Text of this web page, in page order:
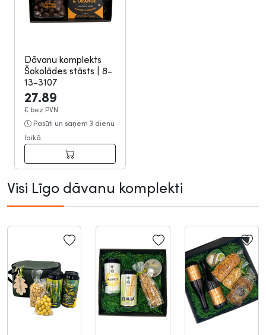
Dāvanu komplekts
Šokolādes stāsts
8-
13-3107
27.89
€ bez PVN
Pasūti un saņem 3 dienu
laikā
Visi Līgo dāvanu komplekti